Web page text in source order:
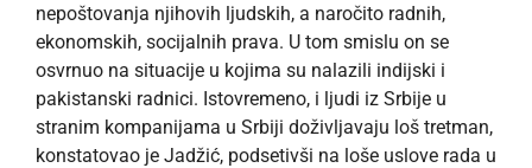
nepoštovanja njihovih ljudskih, a naročito radnih,
ekonomskih, socijalnih prava. U tom smislu on se
osvrnuo na situacije u kojima su nalazili indijski i
pakistanski radnici. Istovremeno, i ljudi iz Srbije u
stranim kompanijama u Srbiji doživljavaju loš tretman,
konstatovao je Jadžić, podsetivši na loše uslove rada u